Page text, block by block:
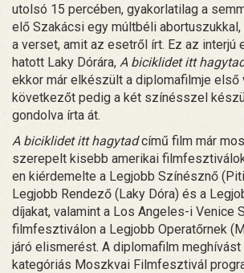
utolsó 15 percében, gyakorlatilag a
elő Szakácsi egy múltbéli
a verset, amit az esetről írt. Ez az interjú
hatott Laky Dórára, A biciklidet itt
ekkor már elkészült a diplomafilmje első
következőt pedig a két színésszel
gondolva írta át.
A biciklidet itt hagytadcímű film már
szerepelt kisebb amerikai
en kiérdemelte a Legjobb Színésznő
Legjobb Rendező (Laky Dóra) és a
díjakat, valamint a Los Angeles-i Venice
filmfesztiválon a Legjobb Operatőrnek
járó elismerést. A diplomafilm meghívást
kategóriás Moszkvai Filmfesztivál